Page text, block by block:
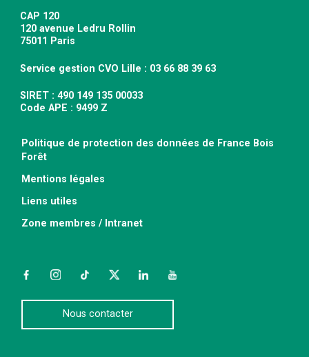
CAP 120
120 avenue Ledru Rollin
75011 Paris
Service gestion CVO Lille : 03 66 88 39 63
SIRET : 490 149 135 00033
Code APE : 9499 Z
Politique de protection des données de France Bois
Forêt
Mentions légales
Liens utiles
Zone membres / Intranet
FacebookInstagramTikTokTwitterLinkedInYouTube
Nous contacter